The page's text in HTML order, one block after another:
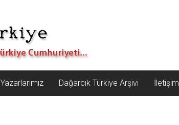
Yazarlarımız Dağarcık Türkiye Arşivi İletişim